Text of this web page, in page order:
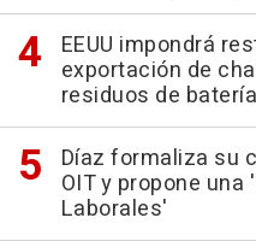
EEUU impondrá
exportación de
residuos de
Díaz formaliza su
OIT y propone
Laborales'